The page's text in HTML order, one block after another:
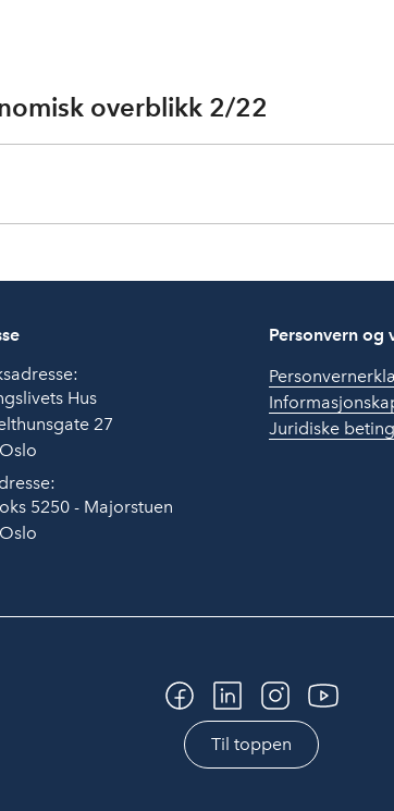
overblikk 2/22
Hus
27
5250 - Majorstuen
Personvern og
Juridiske
Til toppen